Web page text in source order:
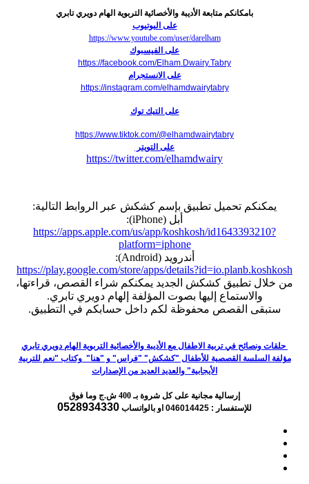
بامكانكم متابعة الأديبة والأخصائية التربوية الهام دويري تابري
على اليوتيوب
https://www.youtube.com/user/darelham
على الفيسبوك
https://facebook.com/Elham.Dwairy.Tabry
على الانستجرام
https://instagram.com/elhamdwairytabry
على التيك توك
https://www.tiktok.com/@elhamdwairytabry
على التويتر
https://twitter.com/elhamdwairy
يمكنكم تحميل تطبيق بإسم كشكش عبر الروابط التالية:
أبل (iPhone):
https://apps.apple.com/us/app/koshkosh/id1643393210?
platform=iphone
أندرويد (Android):
https://play.google.com/store/apps/details?id=io.planb.koshkosh
من خلال تطبيق كشكش الجديد يمكنكم شراء القصص، قراءتها،
والاستماع إليها بصوت المؤلفة إلهام دويري تابري.
ستبقى القصص محفوظة لكم داخل حسابكم في التطبيق.
حلقات ونصائح في تربية الاطفال مع الأديبة والأخصائية التربوية الهام دويري تابري
مؤلفة السلسة القصصية للأطفال "كشكش" "فراس" و "هنا" وكتاب "نعم للتربية
الأيجابية" والعديد العديد من الإصدارات
إرسالية مجانية على كل شروة بـ 400 ش.ج وما فوق
للإستفسار : 046014425
او بالواتساب 0528934330